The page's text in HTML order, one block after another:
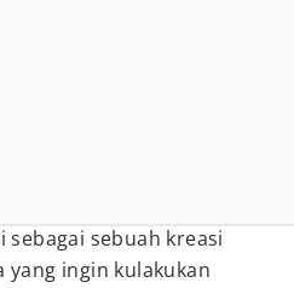
sebuah kreasi
ingin kulakukan